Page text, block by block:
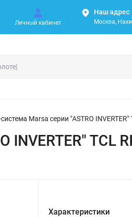
Личный кабинет
Наш адрес
Москва,
Marsa серии "ASTRO INVERTER"
INVERTER" TCL
Характеристики